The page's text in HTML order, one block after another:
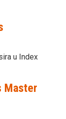
u Index
Master